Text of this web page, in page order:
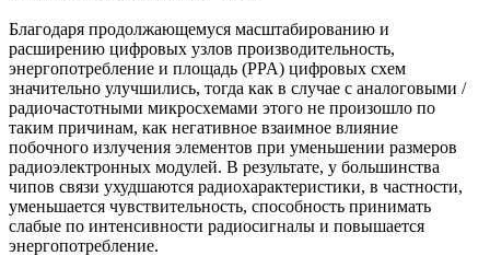
Благодаря продолжающемуся масштабированию и
расширению цифровых узлов производительность,
энергопотребление и площадь (PPA) цифровых схем
значительно улучшились, тогда как в случае с аналоговыми /
радиочастотными микросхемами этого не произошло по
таким причинам, как негативное взаимное влияние
побочного излучения элементов при уменьшении размеров
радиоэлектронных модулей. В результате, у большинства
чипов связи ухудшаются радиохарактеристики, в частности,
уменьшается чувствительность, способность принимать
слабые по интенсивности радиосигналы и повышается
энергопотребление.